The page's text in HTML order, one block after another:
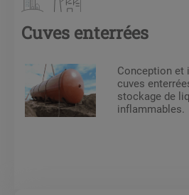
Cuves enterrées
Conception et
cuves
stockage de
inflammables.